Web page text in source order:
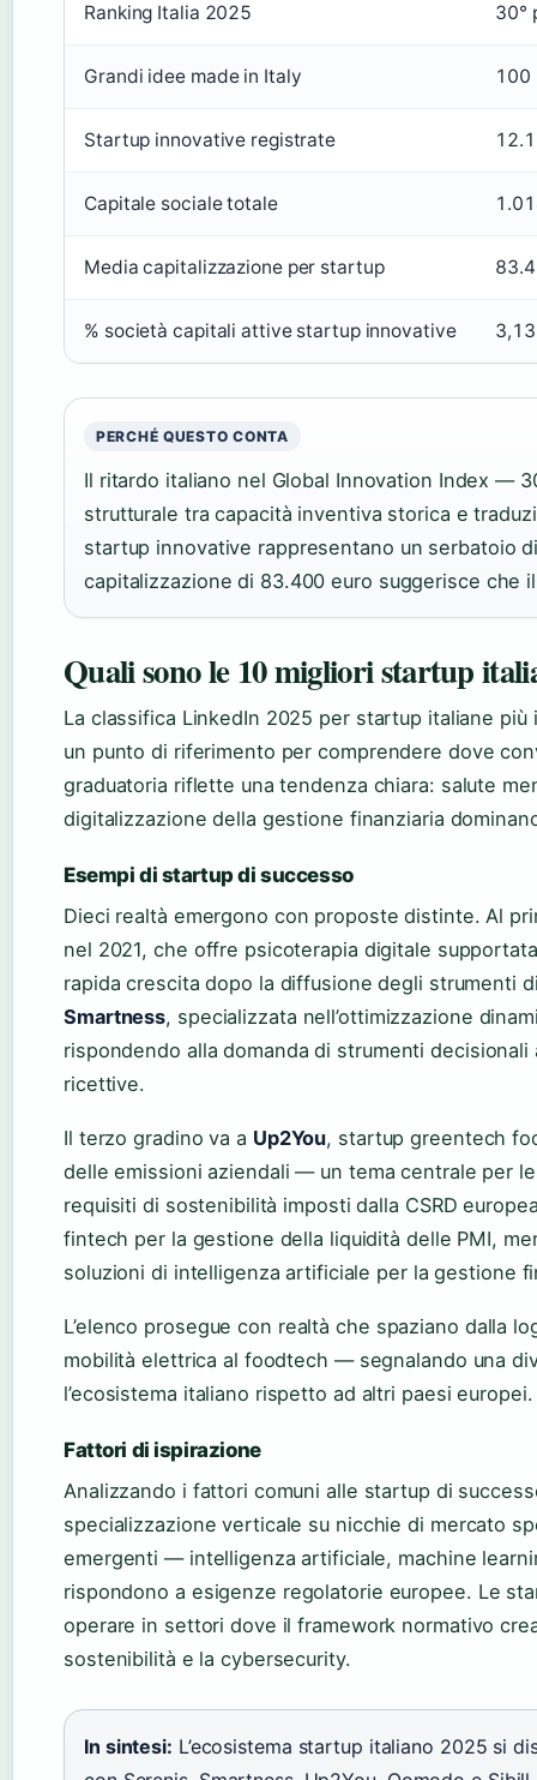
Ranking Italia 2025 30°
Grandi idee made in Italy 100
Startup innovative registrate
Capitale sociale totale
Media capitalizzazione per startup
% società capitali attive startup innovative
PERCHÉ QUESTO CONTA
Il ritardo italiano nel Global Innovation Index —
strutturale tra capacità inventiva storica e
startup innovative rappresentano un serbatoio
capitalizzazione di 83.400 euro suggerisce che
Quali sono le 10 migliori startup
La classifica LinkedIn 2025 per startup italiane
un punto di riferimento per comprendere dove
graduatoria riflette una tendenza chiara: salute
digitalizzazione della gestione finanziaria
Esempi di startup di successo
Dieci realtà emergono con proposte distinte. Al
nel 2021, che offre psicoterapia digitale
rapida crescita dopo la diffusione degli strumenti
Smartness, specializzata nell’ottimizzazione
rispondendo alla domanda di strumenti
ricettive.
Il terzo gradino va a Up2You, startup greentech
delle emissioni aziendali — un tema centrale per
requisiti di sostenibilità imposti dalla CSRD
fintech per la gestione della liquidità delle PMI,
soluzioni di intelligenza artificiale per la gestione
L’elenco prosegue con realtà che spaziano dalla
mobilità elettrica al foodtech — segnalando una
l’ecosistema italiano rispetto ad altri paesi europei.
Fattori di ispirazione
Analizzando i fattori comuni alle startup di
specializzazione verticale su nicchie di mercato
emergenti — intelligenza artificiale, machine
rispondono a esigenze regolatorie europee. Le
operare in settori dove il framework normativo
sostenibilità e la cybersecurity.
In sintesi: L’ecosistema startup italiano 2025 si